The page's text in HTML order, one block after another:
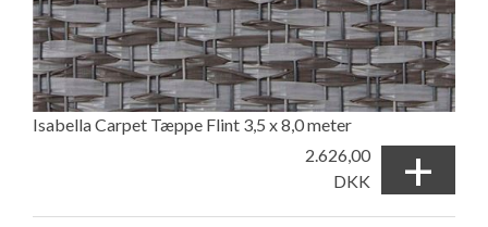
Isabella Carpet Tæppe Flint 3,5 x 8,0 meter
2.626,00
DKK
+